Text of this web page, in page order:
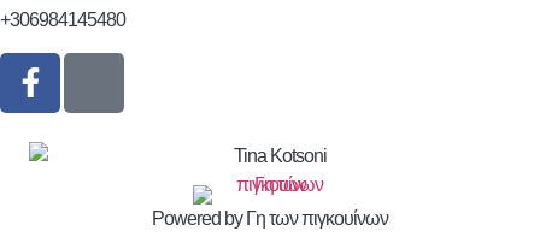
+306984145480
Powered by Γη των πιγκουίνων